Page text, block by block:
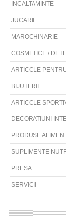
INCALTAMINTE
JUCARII
MAROCHINARIE
COSMETICE /
ARTICOLE
BIJUTERII
ARTICOLE
DECORATIUNI
PRODUSE
SUPLIMENTE
PRESA
SERVICII